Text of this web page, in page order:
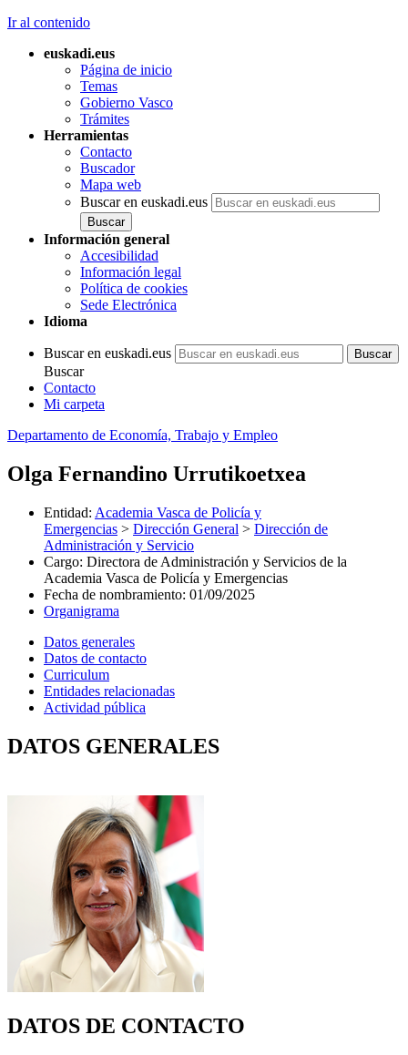
Ir al contenido
euskadi.eus
Página de inicio
Temas
Gobierno Vasco
Trámites
Herramientas
Contacto
Buscador
Mapa web
Buscar en euskadi.eus
Información general
Accesibilidad
Información legal
Política de cookies
Sede Electrónica
Idioma
Buscar en euskadi.eus
Buscar
Contacto
Mi carpeta
Departamento de Economía, Trabajo y Empleo
Olga Fernandino Urrutikoetxea
Entidad: Academia Vasca de Policía y
Emergencias > Dirección General > Dirección de
Administración y Servicio
Cargo: Directora de Administración y Servicios de la
Academia Vasca de Policía y Emergencias
Fecha de nombramiento: 01/09/2025
Organigrama
Datos generales
Datos de contacto
Curriculum
Entidades relacionadas
Actividad pública
DATOS GENERALES
DATOS DE CONTACTO